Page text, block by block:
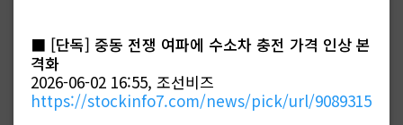
■ [단독] 중동 전쟁 여파에 수소차 충전 가격 인상 본
격화
2026-06-02 16:55, 조선비즈
https://stockinfo7.com/news/pick/url/9089315